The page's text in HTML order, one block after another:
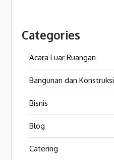
Categories
Acara Luar Ruangan
Bangunan dan Konstruksi
Bisnis
Blog
Catering